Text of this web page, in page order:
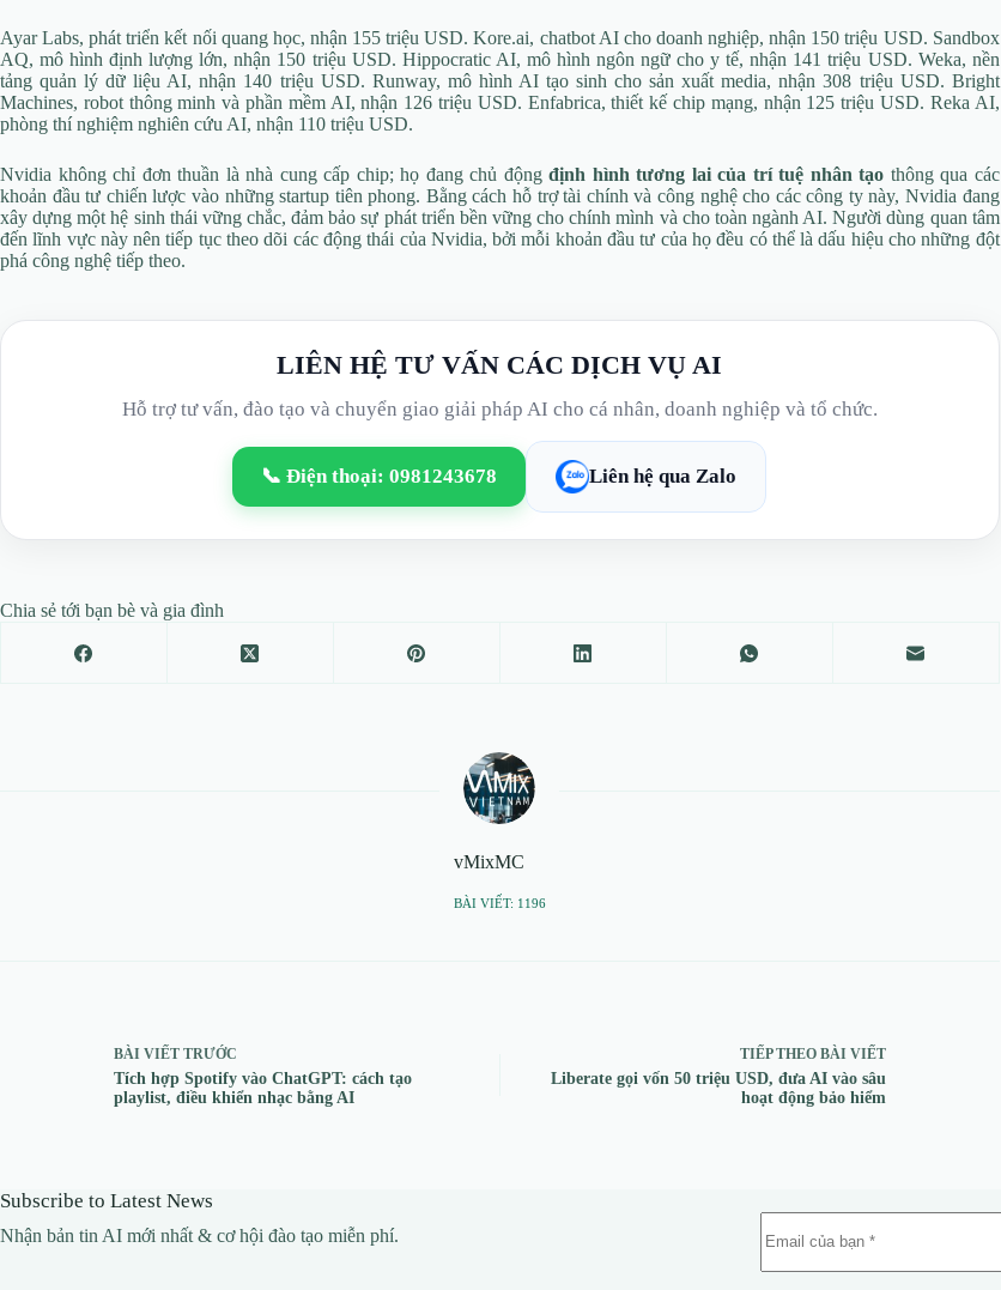
Ayar Labs, phát triển kết nối quang học, nhận 155 triệu USD. Kore.ai, chatbot AI cho doanh nghiệp, nhận 150 triệu USD. Sandbox
AQ, mô hình định lượng lớn, nhận 150 triệu USD. Hippocratic AI, mô hình ngôn ngữ cho y tế, nhận 141 triệu USD. Weka, nền
tảng quản lý dữ liệu AI, nhận 140 triệu USD. Runway, mô hình AI tạo sinh cho sản xuất media, nhận 308 triệu USD. Bright
Machines, robot thông minh và phần mềm AI, nhận 126 triệu USD. Enfabrica, thiết kế chip mạng, nhận 125 triệu USD. Reka AI,
phòng thí nghiệm nghiên cứu AI, nhận 110 triệu USD.
Nvidia không chỉ đơn thuần là nhà cung cấp chip; họ đang chủ độngđịnh hình tương lai của trí tuệ nhân tạo thông qua các
khoản đầu tư chiến lược vào những startup tiên phong. Bằng cách hỗ trợ tài chính và công nghệ cho các công ty này, Nvidia đang
xây dựng một hệ sinh thái vững chắc, đảm bảo sự phát triển bền vững cho chính mình và cho toàn ngành AI. Người dùng quan tâm
đến lĩnh vực này nên tiếp tục theo dõi các động thái của Nvidia, bởi mỗi khoản đầu tư của họ đều có thể là dấu hiệu cho những đột
phá công nghệ tiếp theo.
LIÊN HỆ TƯ VẤN CÁC DỊCH VỤ AI
Hỗ trợ tư vấn, đào tạo và chuyển giao giải pháp AI cho cá nhân, doanh nghiệp và tổ chức.
📞 Điện thoại: 0981243678 Liên hệ qua Zalo
Chia sẻ tới bạn bè và gia đình
vMixMC
BÀI VIẾT: 1196
BÀI VIẾT TRƯỚC
Tích hợp Spotify vào ChatGPT: cách tạo
playlist, điều khiển nhạc bằng AI
TIẾP THEO BÀI VIẾT
Liberate gọi vốn 50 triệu USD, đưa AI vào sâu
hoạt động bảo hiểm
Subscribe to Latest News
Nhận bản tin AI mới nhất & cơ hội đào tạo miễn phí.